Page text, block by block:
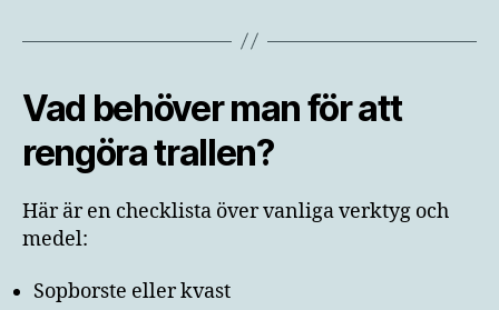
Vad behöver man för att
rengöra trallen?
Här är en checklista över vanliga verktyg och
medel:
Sopborste eller kvast